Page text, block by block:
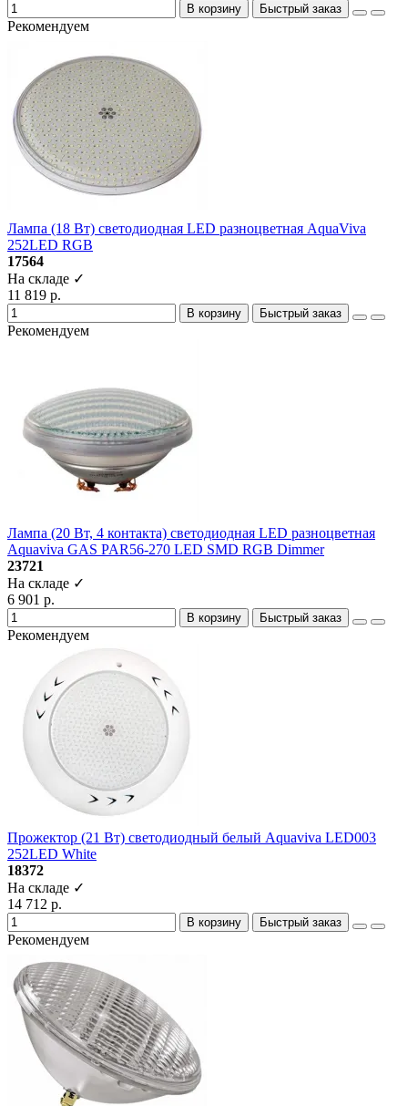
В корзину Быстрый заказ
Рекомендуем
Лампа (18 Вт) светодиодная LED разноцветная AquaViva
252LED RGB
17564
На складе ✓
11 819 р.
В корзину Быстрый заказ
Рекомендуем
Лампа (20 Вт, 4 контакта) светодиодная LED разноцветная
Aquaviva GAS PAR56-270 LED SMD RGB Dimmer
23721
На складе ✓
6 901 р.
В корзину Быстрый заказ
Рекомендуем
Прожектор (21 Вт) светодиодный белый Aquaviva LED003
252LED White
18372
На складе ✓
14 712 р.
В корзину Быстрый заказ
Рекомендуем